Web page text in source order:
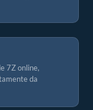
7Z online,
da